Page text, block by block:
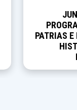
PATRIAS